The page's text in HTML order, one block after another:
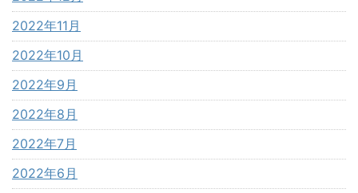
2022年11月
2022年10月
2022年9月
2022年8月
2022年7月
2022年6月